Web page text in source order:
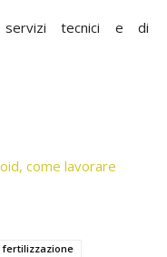
tecnici e di
come lavorare
fertilizzazione